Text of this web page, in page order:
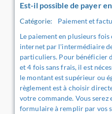
Est-il possible de payer
Catégorie:
Paiement et
Le paiement en plusieurs
internet par l'intermédiaire
particuliers. Pour bénéficier
et 4 fois sans frais, il est
le montant est supérieur ou
règlement est à choisir
votre commande. Vous serez
formulaire à remplir par vos